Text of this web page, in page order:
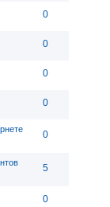
0
0
0
0
0
5
0